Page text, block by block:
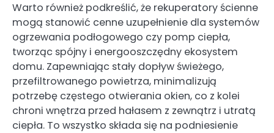
Warto również podkreślić, że rekuperatory ścienne
mogą stanowić cenne uzupełnienie dla systemów
ogrzewania podłogowego czy pomp ciepła,
tworząc spójny i energooszczędny ekosystem
domu. Zapewniając stały dopływ świeżego,
przefiltrowanego powietrza, minimalizują
potrzebę częstego otwierania okien, co z kolei
chroni wnętrza przed hałasem z zewnątrz i utratą
ciepła. To wszystko składa się na podniesienie